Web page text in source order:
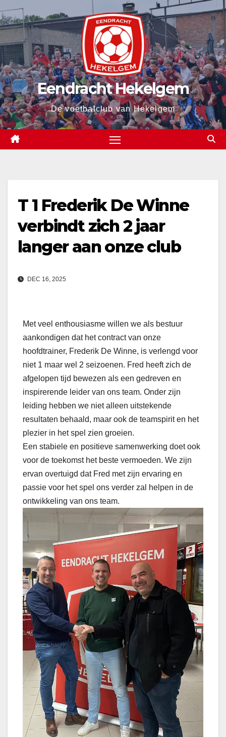
Spring
naar
de
inhoud
Eendracht Hekelgem
De voetbalclub van Hekelgem
T 1 Frederik De Winne
verbindt zich 2 jaar
langer aan onze club
DEC 16, 2025
Met veel enthousiasme willen we als bestuur
aankondigen dat het contract van onze
hoofdtrainer, Frederik De Winne, is verlengd voor
niet 1 maar wel 2 seizoenen. Fred heeft zich de
afgelopen tijd bewezen als een gedreven en
inspirerende leider van ons team. Onder zijn
leiding hebben we niet alleen uitstekende
resultaten behaald, maar ook de teamspirit en het
plezier in het spel zien groeien.
Een stabiele en positieve samenwerking doet ook
voor de toekomst het beste vermoeden. We zijn
ervan overtuigd dat Fred met zijn ervaring en
passie voor het spel ons verder zal helpen in de
ontwikkeling van ons team.